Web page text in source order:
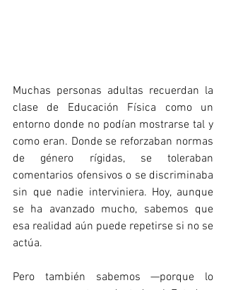
Muchas personas adultas recuerdan la
clase de Educación Física como un
entorno donde no podían mostrarse tal y
como eran. Donde se reforzaban normas
de género rígidas, se toleraban
comentarios ofensivos o se discriminaba
sin que nadie interviniera. Hoy, aunque
se ha avanzado mucho, sabemos que
esa realidad aún puede repetirse si no se
actúa.
Pero también sabemos —porque lo